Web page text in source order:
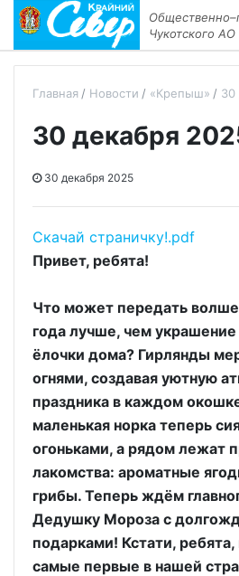
Чукотского АО
Главная Новости «Крепыш» 30
30 декабря
30 декабря 2025
Скачай страничку!.pdf
Привет, ребята!
Что может передать
года лучше, чем украшение
ёлочки дома? Гирлянды
огнями, создавая уютную
праздника в каждом
маленькая норка теперь
огоньками, а рядом лежат
лакомства: ароматные
грибы. Теперь ждём
Дедушку Мороза с
подарками! Кстати,
самые первые в нашей